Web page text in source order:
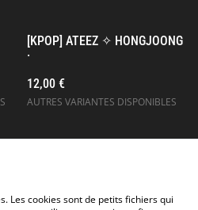
[KPOP] ATEEZ ✧ HONGJOONG
·
12,00 €
AUTRES VARIANTES DISPONIBLES
Les cookies sont de petits fichiers qui